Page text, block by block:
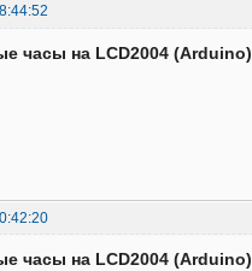
часы на LCD2004 (Arduino)
часы на LCD2004 (Arduino)